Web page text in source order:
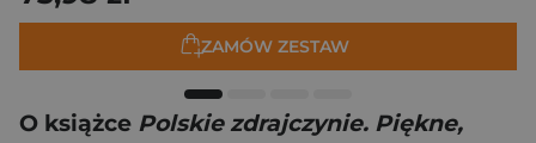
ZAMÓW ZESTAW
O książce Polskie zdrajczynie. Piękne,